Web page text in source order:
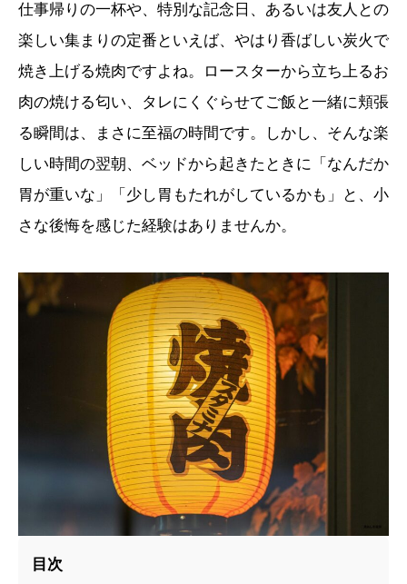
仕事帰りの一杯や、特別な記念日、あるいは友人との
楽しい集まりの定番といえば、やはり香ばしい炭火で
焼き上げる焼肉ですよね。ロースターから立ち上るお
肉の焼ける匂い、タレにくぐらせてご飯と一緒に頬張
る瞬間は、まさに至福の時間です。しかし、そんな楽
しい時間の翌朝、ベッドから起きたときに「なんだか
胃が重いな」「少し胃もたれがしているかも」と、小
さな後悔を感じた経験はありませんか。
目次